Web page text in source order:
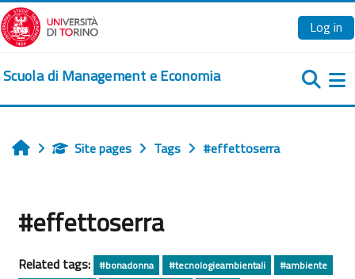
Skip to main content
Log in
Scuola di Management e Economia
HomeSite pages Tags #effettoserra
#effettoserra
Related tags: #bonadonna #tecnologieambientali
#ambiente